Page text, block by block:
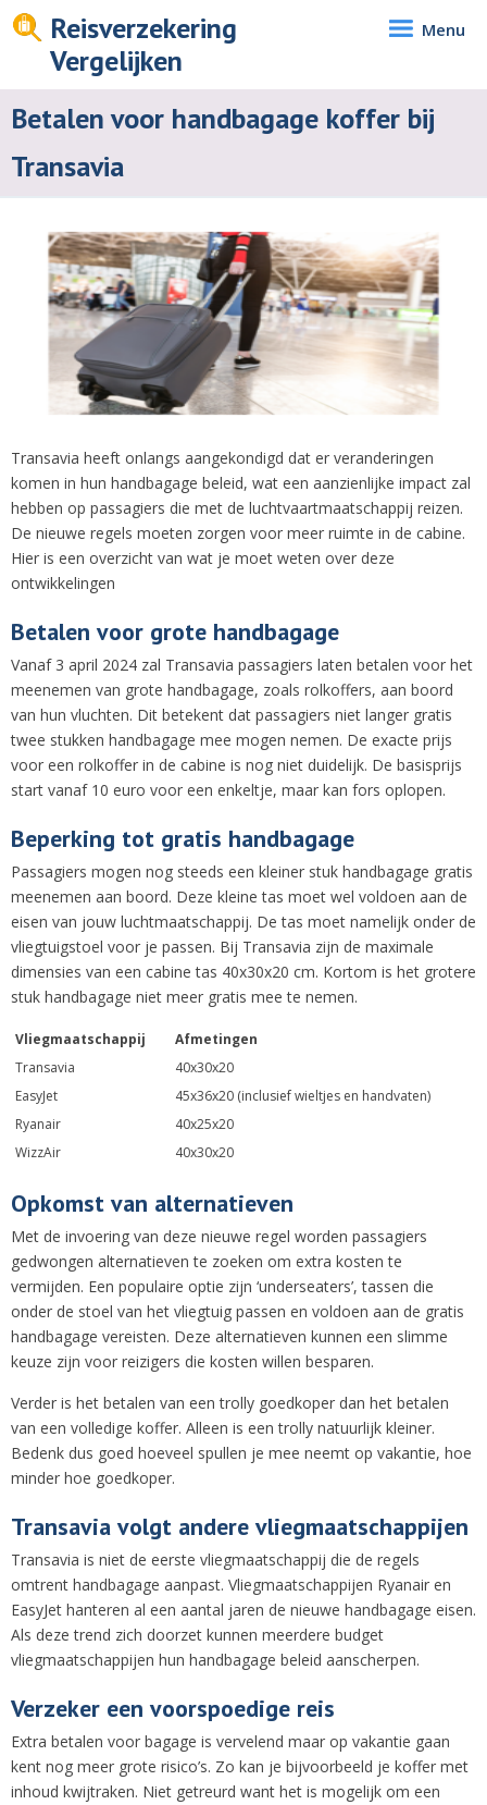
Reisverzekering
Vergelijken
Menu
Betalen voor handbagage koffer bij
Transavia
Transavia heeft onlangs aangekondigd dat er veranderingen
komen in hun handbagage beleid, wat een aanzienlijke impact zal
hebben op passagiers die met de luchtvaartmaatschappij reizen.
De nieuwe regels moeten zorgen voor meer ruimte in de cabine.
Hier is een overzicht van wat je moet weten over deze
ontwikkelingen
Betalen voor grote handbagage
Vanaf 3 april 2024 zal Transavia passagiers laten betalen voor het
meenemen van grote handbagage, zoals rolkoffers, aan boord
van hun vluchten. Dit betekent dat passagiers niet langer gratis
twee stukken handbagage mee mogen nemen. De exacte prijs
voor een rolkoffer in de cabine is nog niet duidelijk. De basisprijs
start vanaf 10 euro voor een enkeltje, maar kan fors oplopen.
Beperking tot gratis handbagage
Passagiers mogen nog steeds een kleiner stuk handbagage gratis
meenemen aan boord. Deze kleine tas moet wel voldoen aan de
eisen van jouw luchtmaatschappij. De tas moet namelijk onder de
vliegtuigstoel voor je passen. Bij Transavia zijn de maximale
dimensies van een cabine tas 40x30x20 cm. Kortom is het grotere
stuk handbagage niet meer gratis mee te nemen.
Vliegmaatschappij
Afmetingen
Transavia
40x30x20
EasyJet
45x36x20 (inclusief wieltjes en handvaten)
Ryanair
40x25x20
WizzAir
40x30x20
Opkomst van alternatieven
Met de invoering van deze nieuwe regel worden passagiers
gedwongen alternatieven te zoeken om extra kosten te
vermijden. Een populaire optie zijn ‘underseaters’, tassen die
onder de stoel van het vliegtuig passen en voldoen aan de gratis
handbagage vereisten. Deze alternatieven kunnen een slimme
keuze zijn voor reizigers die kosten willen besparen.
Verder is het betalen van een trolly goedkoper dan het betalen
van een volledige koffer. Alleen is een trolly natuurlijk kleiner.
Bedenk dus goed hoeveel spullen je mee neemt op vakantie, hoe
minder hoe goedkoper.
Transavia volgt andere vliegmaatschappijen
Transavia is niet de eerste vliegmaatschappij die de regels
omtrent handbagage aanpast. Vliegmaatschappijen Ryanair en
EasyJet hanteren al een aantal jaren de nieuwe handbagage eisen.
Als deze trend zich doorzet kunnen meerdere budget
vliegmaatschappijen hun handbagage beleid aanscherpen.
Verzeker een voorspoedige reis
Extra betalen voor bagage is vervelend maar op vakantie gaan
kent nog meer grote risico’s. Zo kan je bijvoorbeeld je koffer met
inhoud kwijtraken. Niet getreurd want het is mogelijk om een